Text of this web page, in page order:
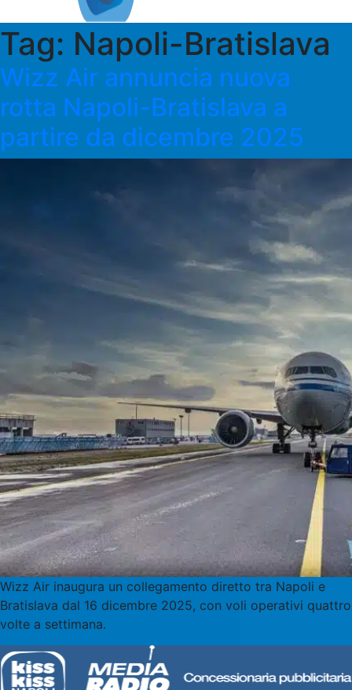
Tag: Napoli-Bratislava
Wizz Air annuncia nuova
rotta Napoli-Bratislava a
partire da dicembre 2025
Wizz Air inaugura un collegamento diretto tra Napoli e
Bratislava dal 16 dicembre 2025, con voli operativi quattro
volte a settimana.